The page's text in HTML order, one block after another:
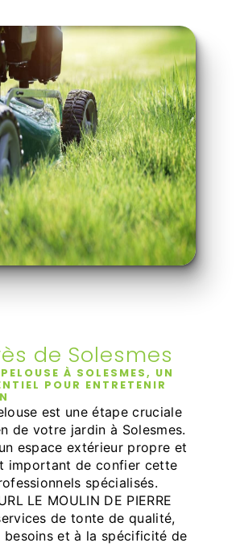
de Solesmes
À SOLESMES, UN
POUR ENTRETENIR
est une étape cruciale
de votre jardin à Solesmes.
espace extérieur propre et
important de confier cette
spécialisés.
LE MOULIN DE PIERRE
de tonte de qualité,
besoins et à la spécificité de